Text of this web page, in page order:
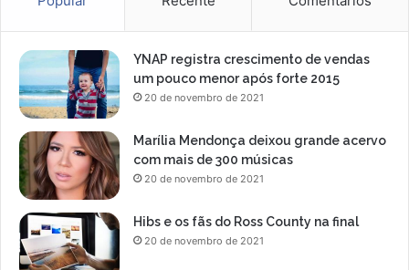
i
s
YNAP registra crescimento de vendas
um pouco menor após forte 2015
20 de novembro de 2021
Marília Mendonça deixou grande acervo
com mais de 300 músicas
20 de novembro de 2021
Hibs e os fãs do Ross County na final
20 de novembro de 2021